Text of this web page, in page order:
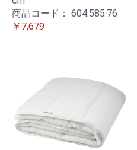
商品コード： 604.585.76
￥7,679